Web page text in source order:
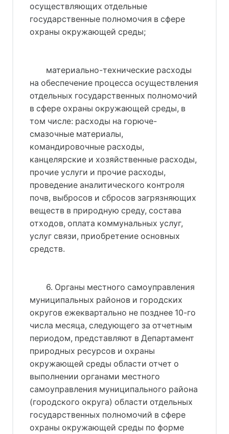
осуществляющих отдельные
государственные полномочия в сфере
охраны окружающей среды;
материально-технические расходы
на обеспечение процесса осуществления
отдельных государственных полномочий
в сфере охраны окружающей среды, в
том числе: расходы на горюче-
смазочные материалы,
командировочные расходы,
канцелярские и хозяйственные расходы,
прочие услуги и прочие расходы,
проведение аналитического контроля
почв, выбросов и сбросов загрязняющих
веществ в природную среду, состава
отходов, оплата коммунальных услуг,
услуг связи, приобретение основных
средств.
6. Органы местного самоуправления
муниципальных районов и городских
округов ежеквартально не позднее 10-го
числа месяца, следующего за отчетным
периодом, представляют в Департамент
природных ресурсов и охраны
окружающей среды области отчет о
выполнении органами местного
самоуправления муниципального района
(городского округа) области отдельных
государственных полномочий в сфере
охраны окружающей среды по форме